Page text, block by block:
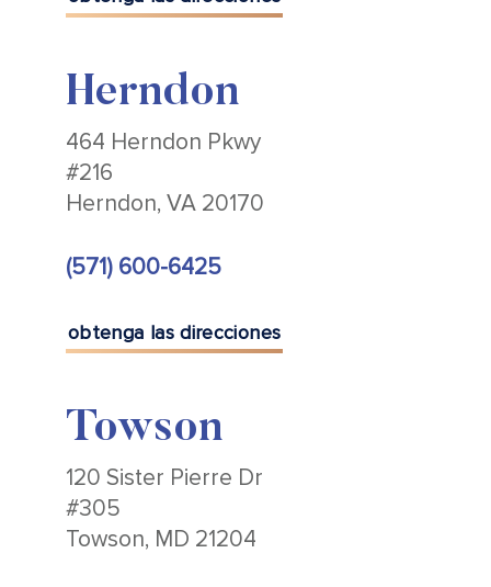
Herndon
464 Herndon Pkwy
#216
Herndon, VA 20170
(571) 600-6425
obtenga las direcciones
Towson
120 Sister Pierre Dr
#305
Towson, MD 21204